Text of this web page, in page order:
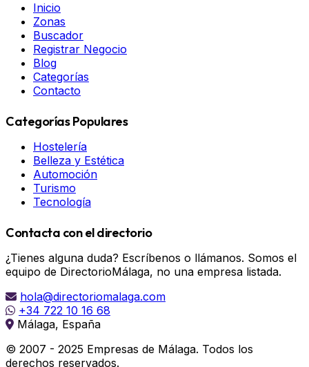
Inicio
Zonas
Buscador
Registrar Negocio
Blog
Categorías
Contacto
Categorías Populares
Hostelería
Belleza y Estética
Automoción
Turismo
Tecnología
Contacta con el directorio
¿Tienes alguna duda? Escríbenos o llámanos. Somos el
equipo de DirectorioMálaga, no una empresa listada.
hola@directoriomalaga.com
+34 722 10 16 68
Málaga, España
© 2007 - 2025 Empresas de Málaga. Todos los
derechos reservados.